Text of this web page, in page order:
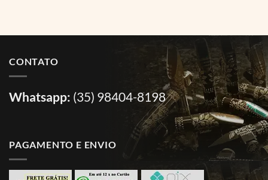
CONTATO
Whatsapp: (35) 98404-8198
PAGAMENTO E ENVIO